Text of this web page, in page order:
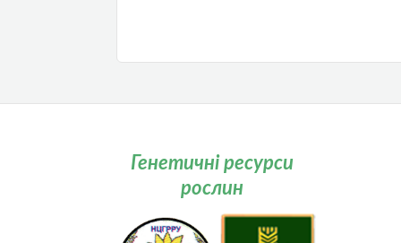
Генетичні ресурси
рослин